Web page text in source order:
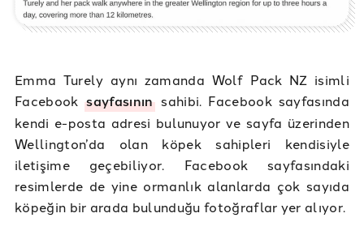
Emma Turely aynı zamanda Wolf Pack NZ isimli
Facebooksayfasınınsahibi. Facebook sayfasında
kendi e-posta adresi bulunuyor ve sayfa üzerinden
Wellington’da olan köpek sahipleri kendisiyle
iletişime geçebiliyor. Facebook sayfasındaki
resimlerde de yine ormanlık alanlarda çok sayıda
köpeğin bir arada bulunduğu fotoğraflar yer alıyor.